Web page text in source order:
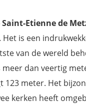
Etienne de
is een
van de wereld
dan veertig
123 meter. Het
kerken heeft